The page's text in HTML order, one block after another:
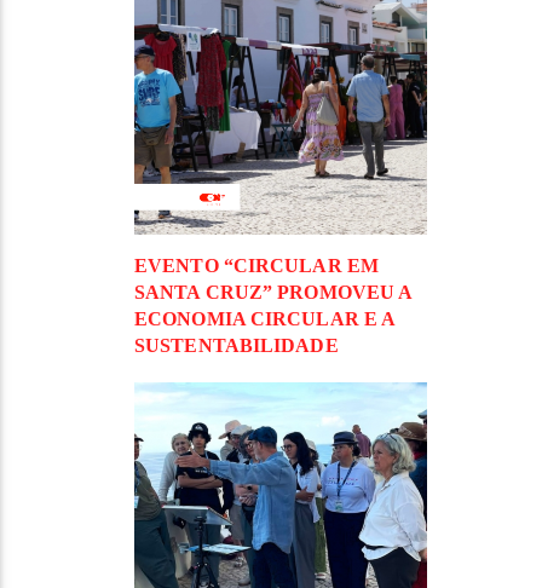
EVENTO “CIRCULAR EM
SANTA CRUZ” PROMOVEU A
ECONOMIA CIRCULAR E A
SUSTENTABILIDADE